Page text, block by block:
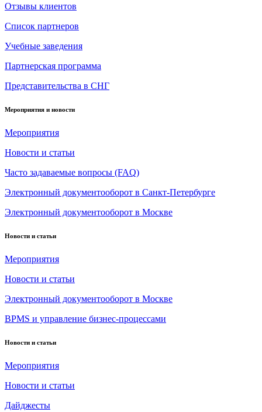
Отзывы клиентов
Список партнеров
Учебные заведения
Партнерская программа
Представительства в СНГ
Мероприятия и новости
Мероприятия
Новости и статьи
Часто задаваемые вопросы (FAQ)
Электронный документооборот в Санкт-Петербурге
Электронный документооборот в Москве
Новости и статьи
Мероприятия
Новости и статьи
Электронный документооборот в Москве
BPMS и управление бизнес-процессами
Новости и статьи
Мероприятия
Новости и статьи
Дайджесты